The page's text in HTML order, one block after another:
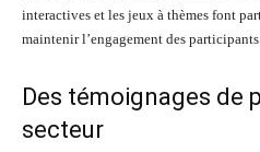
interactives et les jeux à thèmes font
maintenir l’engagement des
Des témoignages de
secteur